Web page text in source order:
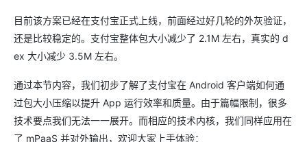
目前该方案已经在支付宝正式上线，前面经过好几轮的外灰验证，
还是比较稳定的。支付宝整体包大小减少了 2.1M 左右，真实的 d
ex 大小减少 3.5M 左右。
通过本节内容，我们初步了解了支付宝在 Android 客户端如何通
过包大小压缩以提升 App 运行效率和质量。由于篇幅限制，很多
技术要点我们无法一一展开。而相应的技术内核，我们同样应用在
了 mPaaS 并对外输出，欢迎大家上手体验：